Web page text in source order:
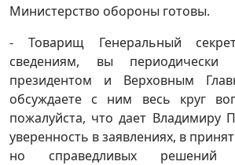
Министерство обороны готовы.
- Товарищ Генеральный
сведениям, вы периодически
президентом и Верховным
обсуждаете с ним весь круг
пожалуйста, что дает Владимиру
уверенность в заявлениях, в
но справедливых